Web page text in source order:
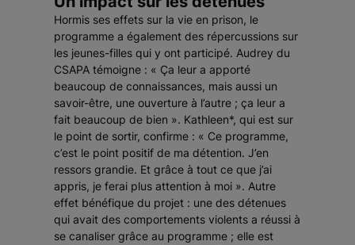
Hormis ses effets sur la vie en prison, le
programme a également des répercussions sur
les jeunes-filles qui y ont participé. Audrey du
CSAPA témoigne : « Ça leur a apporté
beaucoup de connaissances, mais aussi un
savoir-être, une ouverture à l’autre ; ça leur a
fait beaucoup de bien ». Kathleen*, qui est sur
le point de sortir, confirme : « Ce programme,
c’est le point positif de ma détention. J’en
ressors grandie. Et grâce à tout ce que j’ai
appris, je ferai plus attention à moi ». Autre
effet bénéfique du projet : une des détenues
qui avait des comportements violents a réussi à
se canaliser grâce au programme ; elle est